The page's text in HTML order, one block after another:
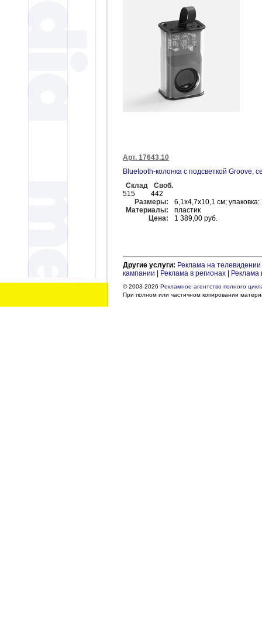
Арт. 17643.10
Bluetooth-колонка с подсветкой Groove,
Склад
Своб.
515
442
Размеры:
6,1x4,7x10,1 см;
Материалы:
пластик
Цена:
1 389,00 руб.
Другие услуги: Реклама на телевидении
кампании
Реклама в регионах Реклама
© 2003-2026 Рекламное агентство полного
При полном или частичном копировании